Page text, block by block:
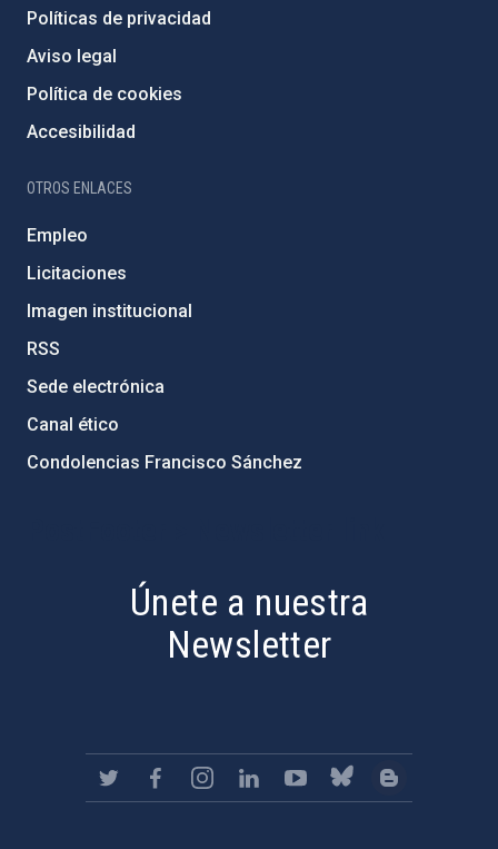
Políticas de privacidad
Aviso legal
Política de cookies
Accesibilidad
OTROS ENLACES
Empleo
Licitaciones
Imagen institucional
RSS
Sede electrónica
Canal ético
Condolencias Francisco Sánchez
Únete a nuestra
Newsletter